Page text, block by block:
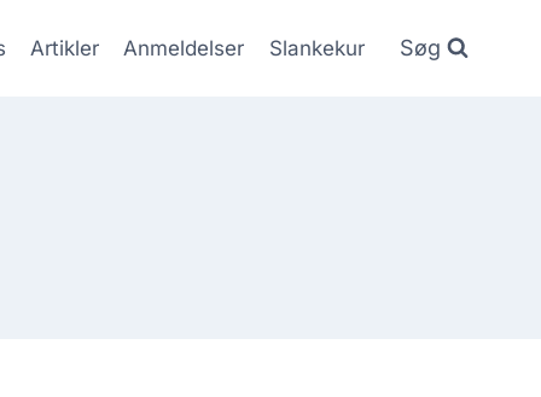
Artikler Anmeldelser Slankekur Søg